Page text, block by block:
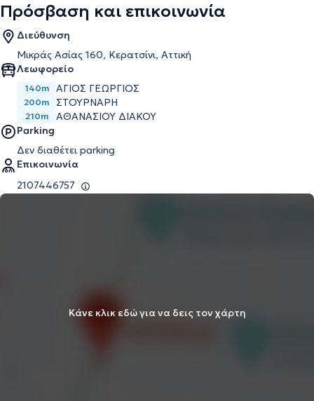
Πρόσβαση και επικοινωνία
Διεύθυνση
Μικράς Ασίας 160, Κερατσίνι, Αττική
Λεωφορείο
140m ΑΓΙΟΣ ΓΕΏΡΓΙΟΣ
200m ΣΤΟΥΡΝΑΡΗ
210m
ΑΘΑΝΑΣΙΟΥ ΔΙΑΚΟΥ
Parking
Δεν διαθέτει parking
Επικοινωνία
2107446757
Κάνε κλικ εδώ για να δεις τον χάρτη